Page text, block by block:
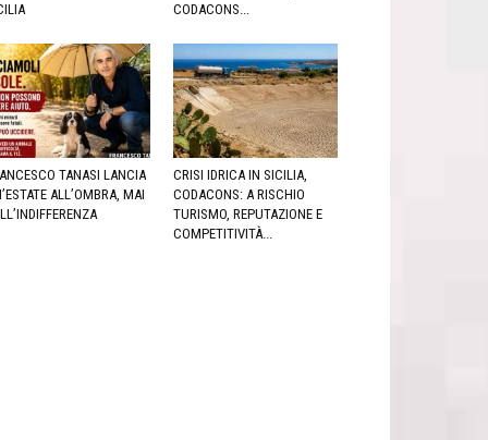
CODACONS...
TANASI LANCIA
ALL’OMBRA, MAI
CRISI IDRICA IN SICILIA,
CODACONS: A RISCHIO
TURISMO, REPUTAZIONE E
COMPETITIVITÀ...